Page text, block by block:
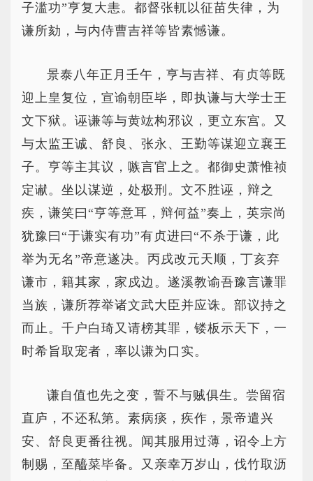
子滥功”亨复大恚。都督张軏以征苗失律，为
谦所劾，与内侍曹吉祥等皆素憾谦。
景泰八年正月壬午，亨与吉祥、有贞等既
迎上皇复位，宣谕朝臣毕，即执谦与大学士王
文下狱。诬谦等与黄竑构邪议，更立东宫。又
与太监王诚、舒良、张永、王勤等谋迎立襄王
子。亨等主其议，嗾言官上之。都御史萧惟祯
定谳。坐以谋逆，处极刑。文不胜诬，辩之
疾，谦笑曰“亨等意耳，辩何益”奏上，英宗尚
犹豫曰“于谦实有功”有贞进曰“不杀于谦，此
举为无名”帝意遂决。丙戌改元天顺，丁亥弃
谦市，籍其家，家戍边。遂溪教谕吾豫言谦罪
当族，谦所荐举诸文武大臣并应诛。部议持之
而止。千户白琦又请榜其罪，镂板示天下，一
时希旨取宠者，率以谦为口实。
谦自值也先之变，誓不与贼俱生。尝留宿
直庐，不还私第。素病痰，疾作，景帝遣兴
安、舒良更番往视。闻其服用过薄，诏令上方
制赐，至醯菜毕备。又亲幸万岁山，伐竹取沥